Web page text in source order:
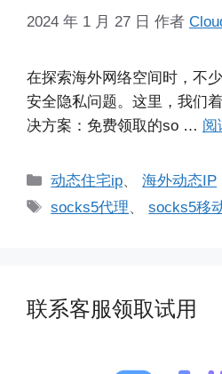
2024 年 1 月 27 日 作者
在探索海外网络空间时，不
安全隐私问题。这里，我们
决方案：免费领取的so … 阅
分
动态住宅ip、海外动态IP
标
socks5代理、socks5移
联系客服领取试用